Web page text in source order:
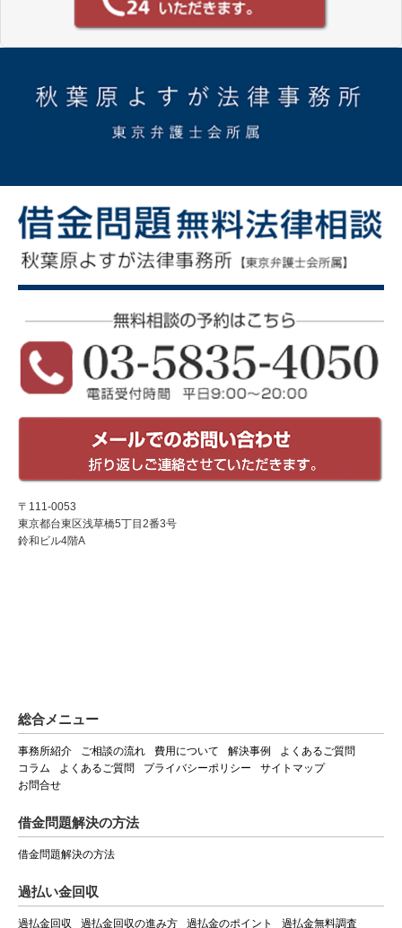
〒111-0053
東京都台東区浅草橋5丁目2番3号
鈴和ビル4階A
総合メニュー
事務所紹介 ご相談の流れ 費用について 解決事例
よくあるご質問
コラム
よくあるご質問 プライバシーポリシー
サイトマップ
お問合せ
借金問題解決の方法
借金問題解決の方法
過払い金回収
過払金回収 過払金回収の進み方 過払金のポイント 過払金無料調査